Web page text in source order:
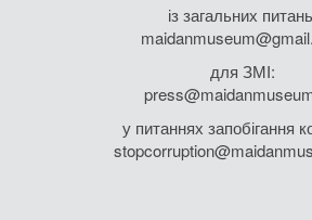
із загальних
для ЗМІ:
у питаннях запобігання